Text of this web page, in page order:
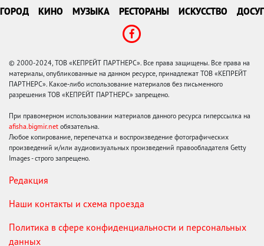
ГОРОД КИНО МУЗЫКА РЕСТОРАНЫ ИСКУССТВО ДОСУГ
© 2000-2024, ТОВ «КЕПРЕЙТ ПАРТНЕРС». Все права защищены. Все права на
материалы, опубликованные на данном ресурсе, принадлежат ТОВ «КЕПРЕЙТ
ПАРТНЕРС». Какое-либо использование материалов без письменного
разрешения ТОВ «КЕПРЕЙТ ПАРТНЕРС» запрещено.
При правомерном использовании материалов данного ресурса гиперссылка на
afisha.bigmir.net обязательна.
Любое копирование, перепечатка и воспроизведение фотографических
произведений и/или аудиовизуальных произведений правообладателя Getty
Images - строго запрещено.
Редакция
Наши контакты и схема проезда
Политика в сфере конфиденциальности и персональных
данных